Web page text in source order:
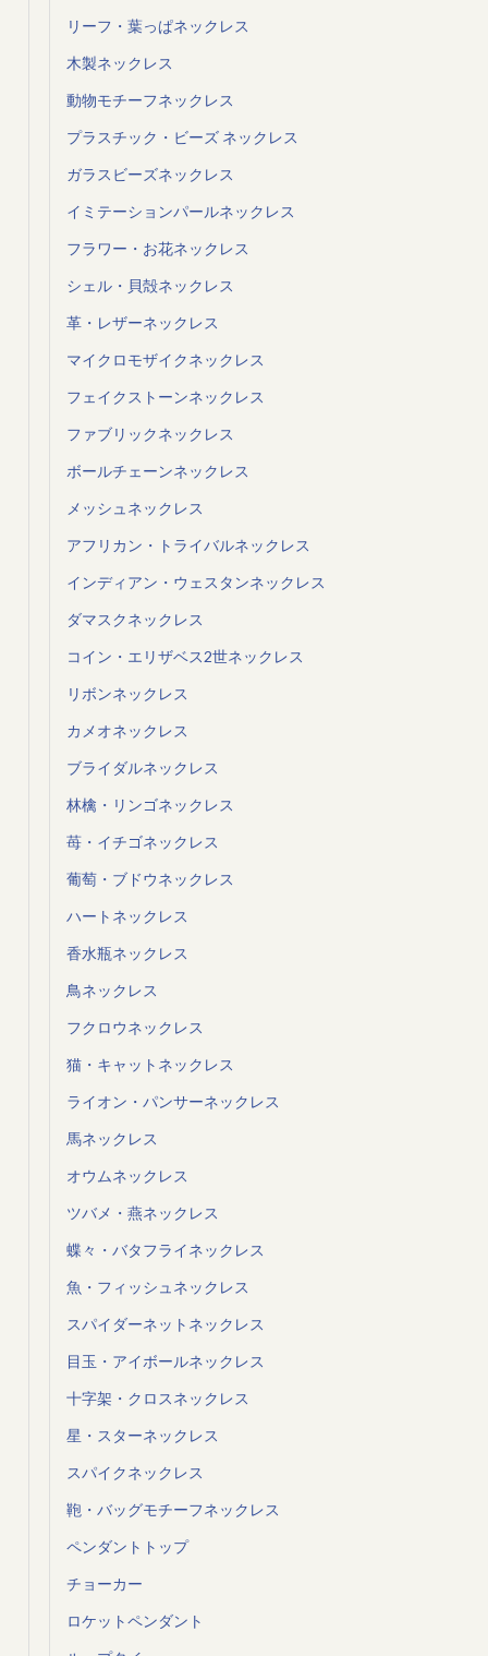
リーフ・葉っぱネックレス
木製ネックレス
動物モチーフネックレス
プラスチック・ビーズ ネックレス
ガラスビーズネックレス
イミテーションパールネックレス
フラワー・お花ネックレス
シェル・貝殻ネックレス
革・レザーネックレス
マイクロモザイクネックレス
フェイクストーンネックレス
ファブリックネックレス
ボールチェーンネックレス
メッシュネックレス
アフリカン・トライバルネックレス
インディアン・ウェスタンネックレス
ダマスクネックレス
コイン・エリザベス2世ネックレス
リボンネックレス
カメオネックレス
ブライダルネックレス
林檎・リンゴネックレス
苺・イチゴネックレス
葡萄・ブドウネックレス
ハートネックレス
香水瓶ネックレス
鳥ネックレス
フクロウネックレス
猫・キャットネックレス
ライオン・パンサーネックレス
馬ネックレス
オウムネックレス
ツバメ・燕ネックレス
蝶々・バタフライネックレス
魚・フィッシュネックレス
スパイダーネットネックレス
目玉・アイボールネックレス
十字架・クロスネックレス
星・スターネックレス
スパイクネックレス
鞄・バッグモチーフネックレス
ペンダントトップ
チョーカー
ロケットペンダント